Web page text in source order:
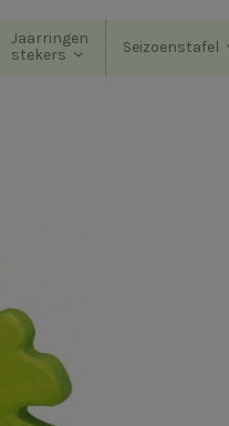
Jaarringen
stekers
Seizoenstafel